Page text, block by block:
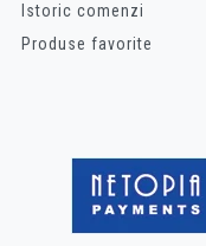
Istoric comenzi
Produse favorite